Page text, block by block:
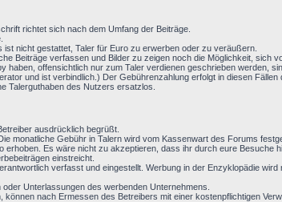
richtet sich nach dem Umfang der Beiträge.
nicht gestattet, Taler für Euro zu erwerben oder zu veräußern.
Beiträge verfassen und Bilder zu zeigen noch die Möglichkeit, sich
offensichtlich nur zum Taler verdienen geschrieben werden,
und ist verbindlich.) Der Gebührenzahlung erfolgt in diesen Fällen
Talerguthaben des Nutzers ersatzlos.
ausdrücklich begrüßt.
monatliche Gebühr in Talern wird vom Kassenwart des Forums
erhoben. Es wäre nicht zu akzeptieren, dass ihr durch eure
einstreicht.
verfasst und eingestellt. Werbung in der Enzyklopädie
Unterlassungen des werbenden Unternehmens.
nach Ermessen des Betreibers mit einer kostenpflichtigen